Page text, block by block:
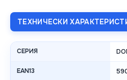
ТЕХНИЧЕСКИ
СЕРИЯ
EAN13